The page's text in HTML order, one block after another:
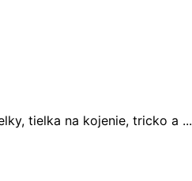
tielka na kojenie, tricko a ...